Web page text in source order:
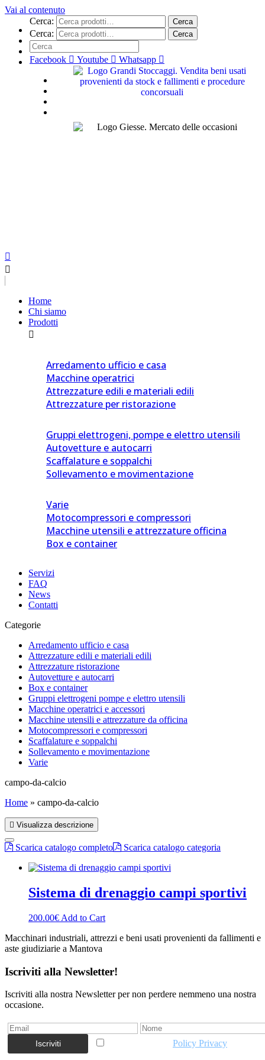
Vai al contenuto
Cerca:
Cerca
Cerca: Cerca
Facebook Youtube Whatsapp
Home
Chi siamo
Prodotti
Arredamento ufficio e casa
Macchine operatrici
Attrezzature edili e materiali edili
Attrezzature per ristorazione
Gruppi elettrogeni, pompe e elettro utensili
Autovetture e autocarri
Scaffalature e soppalchi
Sollevamento e movimentazione
Varie
Motocompressori e compressori
Macchine utensili e attrezzature officina
Box e container
Servizi
FAQ
News
Contatti
Categorie
Arredamento ufficio e casa
Attrezzature edili e materiali edili
Attrezzature ristorazione
Autovetture e autocarri
Box e container
Gruppi elettrogeni pompe e elettro utensili
Macchine operatrici e accessori
Macchine utensili e attrezzature da officina
Motocompressori e compressori
Scaffalature e soppalchi
Sollevamento e movimentazione
Varie
campo-da-calcio
Home » campo-da-calcio
Visualizza descrizione
Scarica catalogo completo Scarica catalogo categoria
Sistema di drenaggio campi sportivi
200.00€ Add to Cart
Macchinari industriali, attrezzi e beni usati provenienti da fallimenti e
aste giudiziarie a Mantova
Iscriviti alla Newsletter!
Iscriviti alla nostra Newsletter per non perdere nemmeno una nostra
occasione.
Policy Privacy